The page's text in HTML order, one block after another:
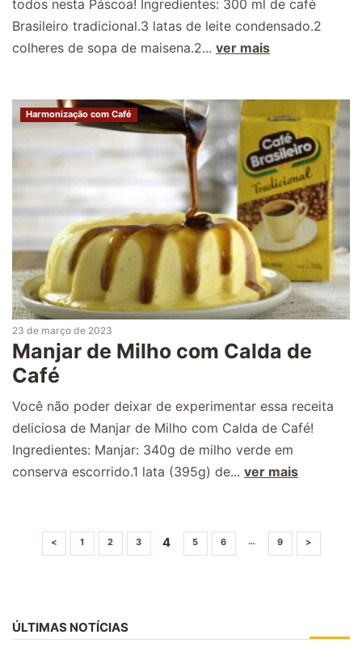
todos nesta Páscoa! Ingredientes: 300 ml de café
Brasileiro tradicional.3 latas de leite condensado.2
colheres de sopa de maisena.2... ver mais
Harmonização com Café
23 de março de 2023
Manjar de Milho com Calda de
Café
Você não poder deixar de experimentar essa receita
deliciosa de Manjar de Milho com Calda de Café!
Ingredientes: Manjar: 340g de milho verde em
conserva escorrido.1 lata (395g) de... ver mais
< 1 2 3 4 5 6 … 9 >
ÚLTIMAS NOTÍCIAS